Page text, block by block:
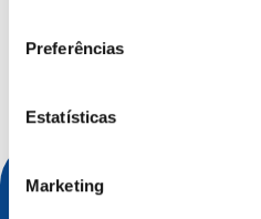
Preferências
Estatísticas
Marketing
Termo a pesquisar